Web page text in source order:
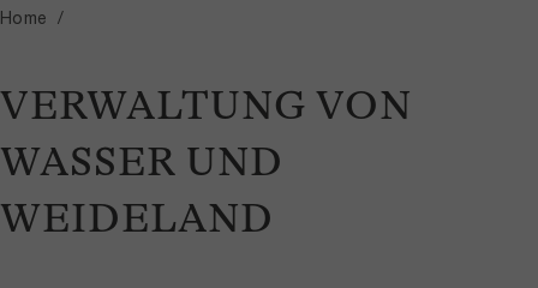
Home
VERWALTUNG VON
WASSER UND
WEIDELAND